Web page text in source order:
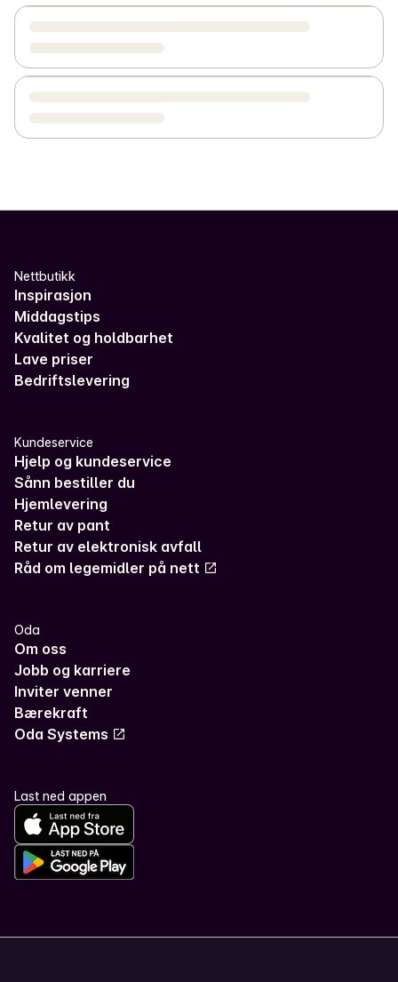
Nettbutikk
Inspirasjon
Middagstips
Kvalitet og holdbarhet
Lave priser
Bedriftslevering
Kundeservice
Hjelp og kundeservice
Sånn bestiller du
Hjemlevering
Retur av pant
Retur av elektronisk avfall
Råd om legemidler på nett
Oda
Om oss
Jobb og karriere
Inviter venner
Bærekraft
Oda Systems
Last ned appen